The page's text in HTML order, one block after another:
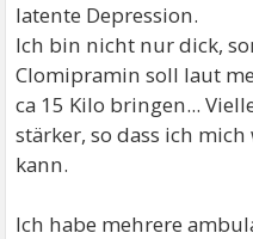
latente Depression.
Ich bin nicht nur dick,
Clomipramin soll laut
ca 15 Kilo bringen...
stärker, so dass ich
kann.
Ich habe mehrere